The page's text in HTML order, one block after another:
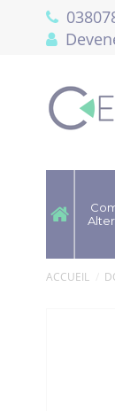
ACCUEIL
Panneau de